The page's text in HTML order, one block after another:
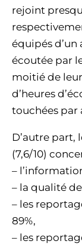
rejoint
équipés
écoutée par
moitié de
d’heures
touchées par
D’autre part,
(7,6/10)
–
– la qualité
– les
89%,
– les